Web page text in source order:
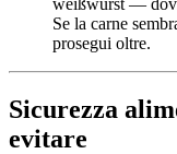
Se la carne
prosegui oltre.
Sicurezza
evitare